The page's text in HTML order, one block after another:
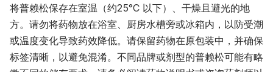
将普赖松保存在室温（约25°C 以下）、干燥且避光的地
方。请勿将药物放在浴室、厨房水槽旁或冰箱内，以防受潮
或温度变化导致药效降低。请保留药物在原包装中，并确保
标签清晰，以避免混淆。不同品牌或剂型的普赖松可能有略